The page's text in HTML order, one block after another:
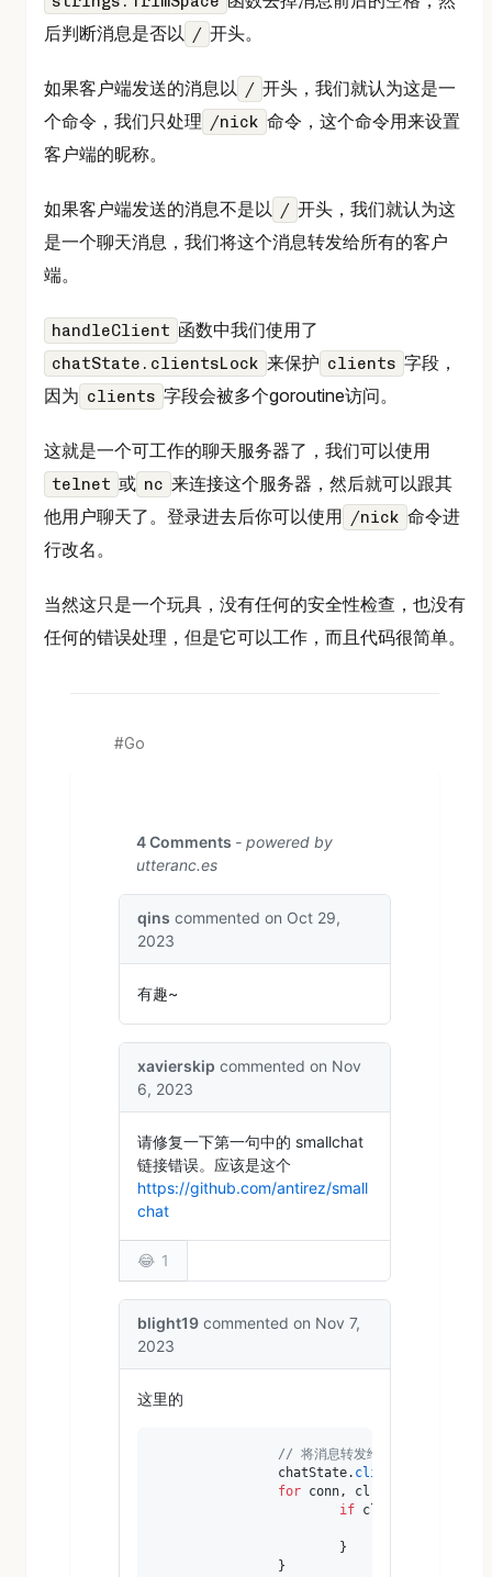
后判断消息是否以
/ 开头。
如果客户端发送的消息以 / 开头，我们就认为这是一
个命令，我们只处理 /nick 命令，这个命令用来设置
客户端的昵称。
如果客户端发送的消息不是以 / 开头，我们就认为这
是一个聊天消息，我们将这个消息转发给所有的客户
端。
handleClient 函数中我们使用了
chatState.clientsLock 来保护 clients 字段，
因为 clients 字段会被多个goroutine访问。
这就是一个可工作的聊天服务器了，我们可以使用
telnet 或 nc 来连接这个服务器，然后就可以跟其
他用户聊天了。登录进去后你可以使用 /nick 命令进
行改名。
当然这只是一个玩具，没有任何的安全性检查，也没有
任何的错误处理，但是它可以工作，而且代码很简单。
Go